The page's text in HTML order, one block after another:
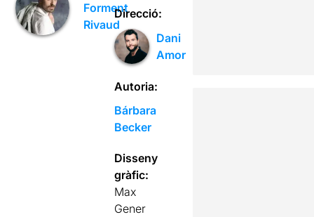
Forment
Rivaud
Direcció:
Dani
Amor
Autoria:
Bárbara
Becker
Disseny
gràfic:
Max
Gener